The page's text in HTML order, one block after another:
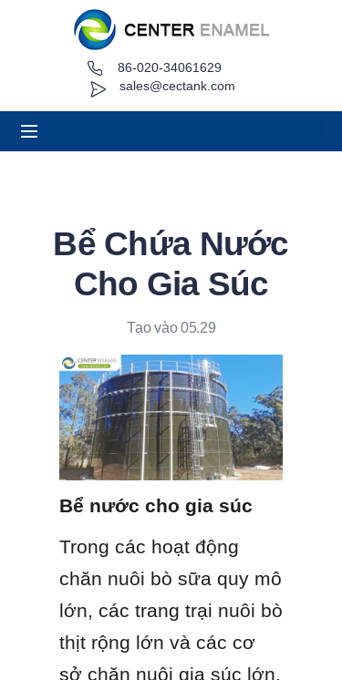
sales@cectank.com
86-020-34061629
Bể Chứa Nước
Cho Gia Súc
Tạo vào 05.29
Bể nước cho gia súc
Trong các hoạt động
chăn nuôi bò sữa quy mô
lớn, các trang trại nuôi bò
thịt rộng lớn và các cơ
sở chăn nuôi gia súc lớn,
Trang chủ
Về
Tin tức
Liên hệ